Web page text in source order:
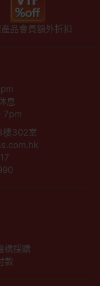
品會員額外折扣
息
7pm
樓302室
構採購
款